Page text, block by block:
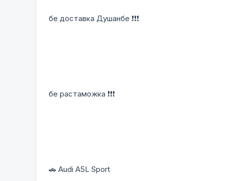
бе доставка Душанбе ❗❗❗
бе растаможка ❗❗❗
🚗 Audi A5L Sport